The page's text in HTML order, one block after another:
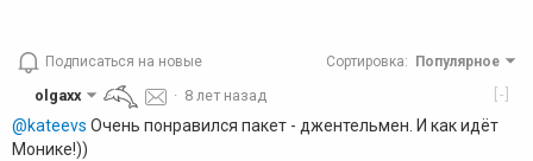
Подписаться на новые Сортировка: Популярное
[-]
olgaxx · 8 лет назад
@kateevs Очень понравился пакет - джентельмен. И как идёт
Монике!))